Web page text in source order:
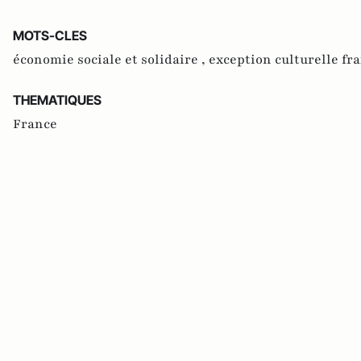
MOTS-CLES
économie sociale et solidaire , exception culturelle
THEMATIQUES
France